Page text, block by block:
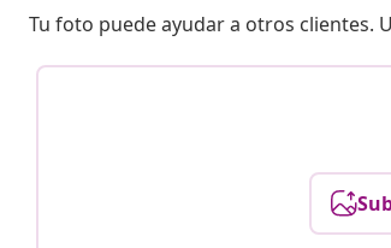
Tu foto puede ayudar a otros clientes.